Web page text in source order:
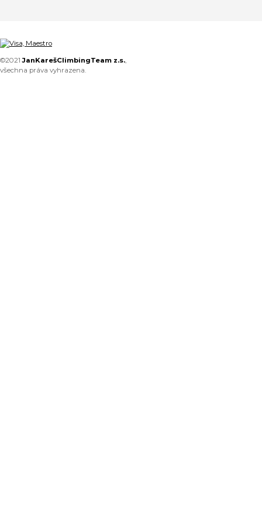
©2021JanKarešClimbingTeam z.s.,
všechna práva vyhrazena.